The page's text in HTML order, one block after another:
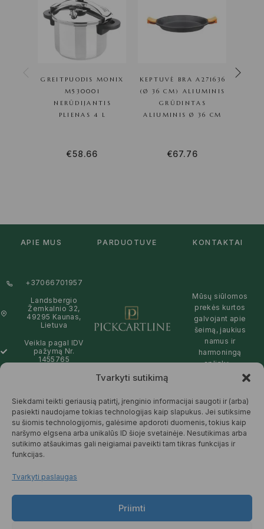
Tvarkyti sutikimą
Siekdami teikti geriausią patirtį, įrenginio informacijai saugoti ir (arba)
pasiekti naudojame tokias technologijas kaip slapukus. Jei sutiksime
su šiomis technologijomis, galėsime apdoroti duomenis, tokius kaip
naršymo elgsena arba unikalūs ID šioje svetainėje. Nesutikimas arba
sutikimo atšaukimas gali neigiamai paveikti tam tikras funkcijas ir
funkcijas.
Tvarkyti paslaugas
Priimti
GREITPUODIS MONIX
M530001
NERŪDIJANTIS
PLIENAS 4 L
€58.66
KEPTUVĖ BRA A271636
(Ø 36 CM) ALIUMINIS
GRŪDINTAS
ALIUMINIS Ø 36 CM
€67.76
APIE MUS PARDUOTUVĖ KONTAKTAI
+37066701957
Landsbergio
Žemkalnio 32,
49295 Kaunas,
Lietuva
Veikla pagal IDV
pažymą Nr.
1455765
09:00 - 19:00
Mūsų siūlomos
prekės kurtos
galvojant apie
šeimą, jaukius
namus ir
harmoningą
aplinką –
draugiškos tiek
Jums, tiek
gamtai.
DAUGIAU
© 2025 Pickcartline.com. Visos
teisės saugomos.